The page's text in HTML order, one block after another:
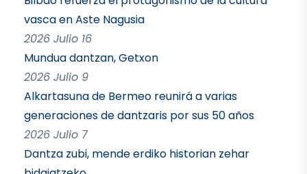
vasca en Aste Nagusia
2026 Julio 16
Mundua dantzan, Getxon
2026 Julio 9
Alkartasuna de Bermeo reunirá a varias
generaciones de dantzaris por sus 50 años
2026 Julio 7
Dantza zubi, mende erdiko historian zehar